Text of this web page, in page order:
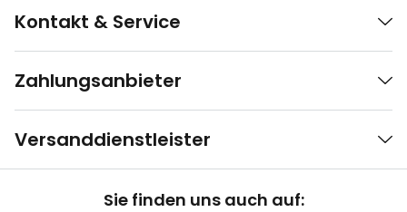
Kontakt & Service
Zahlungsanbieter
Versanddienstleister
Sie finden uns auch auf: